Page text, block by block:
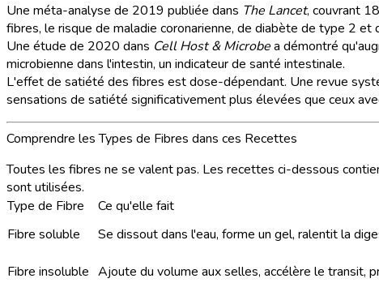
Une méta-analyse de 2019 publiée dans The Lancet, couvrant
fibres, le risque de maladie coronarienne, de diabète de type 2
Une étude de 2020 dans Cell Host & Microbea démontré
microbienne dans l'intestin, un indicateur de santé intestinale.
L'effet de satiété des fibres est dose-dépendant. Une revue
sensations de satiété significativement plus élevées que ceux
Comprendre les Types de Fibres dans ces Recettes
Toutes les fibres ne se valent pas. Les recettes ci-dessous
sont utilisées.
Type de Fibre
Ce qu'elle fait
Fibre soluble
Se dissout dans l'eau, forme un gel, ralentit la
Fibre insoluble Ajoute du volume aux selles, accélère le transit,